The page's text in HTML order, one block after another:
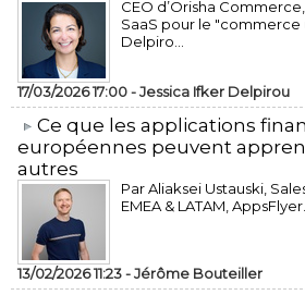
CEO d’Orisha
SaaS pour le "commerce
Delpiro...
17/03/2026 17:00 -Jessica Ifker Delpirou
​Ce que les applications
européennes peuvent
autres
Par Aliaksei Ustauski,
EMEA & LATAM, AppsFlyer...
13/02/2026 11:23 -Jérôme Bouteiller